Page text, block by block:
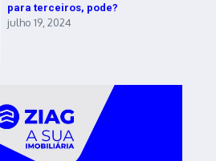
para terceiros, pode?
julho 19, 2024